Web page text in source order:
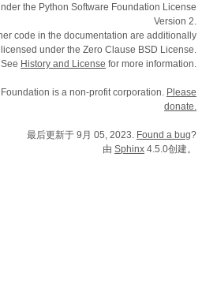
the Python Software Foundation License
Version 2.
code in the documentation are additionally
licensed under the Zero Clause BSD License.
See History and License for more information.
is a non-profit corporation. Please
donate.
最后更新于 9月 05, 2023. Found a bug?
由 Sphinx 4.5.0创建。